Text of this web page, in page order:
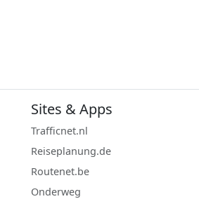
Sites & Apps
Trafficnet.nl
Reiseplanung.de
Routenet.be
Onderweg